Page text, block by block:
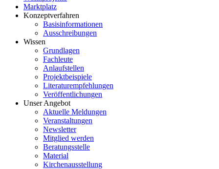
Marktplatz
Konzeptverfahren
Basisinformationen
Ausschreibungen
Wissen
Grundlagen
Fachleute
Anlaufstellen
Projektbeispiele
Literaturempfehlungen
Veröffentlichungen
Unser Angebot
Aktuelle Meldungen
Veranstaltungen
Newsletter
Mitglied werden
Beratungsstelle
Material
Kirchenausstellung